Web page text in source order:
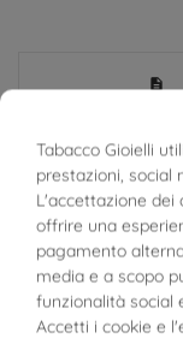
Riferimento
In magazzino
SCHEDA
Peso
Tabacco Gioielli
prestazioni, social
L'accettazione dei
offrire una
pagamento
media e a scopo
funzionalità social
Accetti i cookie e